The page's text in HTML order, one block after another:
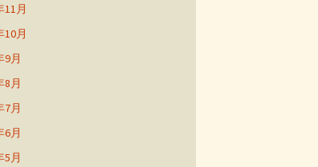
11月
10月
9月
8月
7月
6月
5月